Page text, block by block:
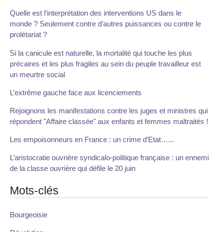
Quelle est l’interprétation des interventions US dans le
monde ? Seulement contre d’autres puissances ou contre le
prolétariat ?
Si la canicule est naturelle, la mortalité qui touche les plus
précaires et les plus fragiles au sein du peuple travailleur est
un meurtre social
L’extrême gauche face aux licenciements
Rejoignons les manifestations contre les juges et ministres qui
répondent "Affaire classée" aux enfants et femmes maltraités !
Les empoisonneurs en France : un crime d’Etat…...
L’aristocratie ouvrière syndicalo-politique française : un ennemi
de la classe ouvrière qui défile le 20 juin
Mots-clés
Bourgeoisie